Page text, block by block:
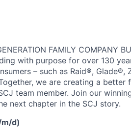
FAMILY COMPANY
with purpose for over 130
– such as Raid®,
we are creating a
team member. Join our
next chapter in the SCJ story.
m/d)